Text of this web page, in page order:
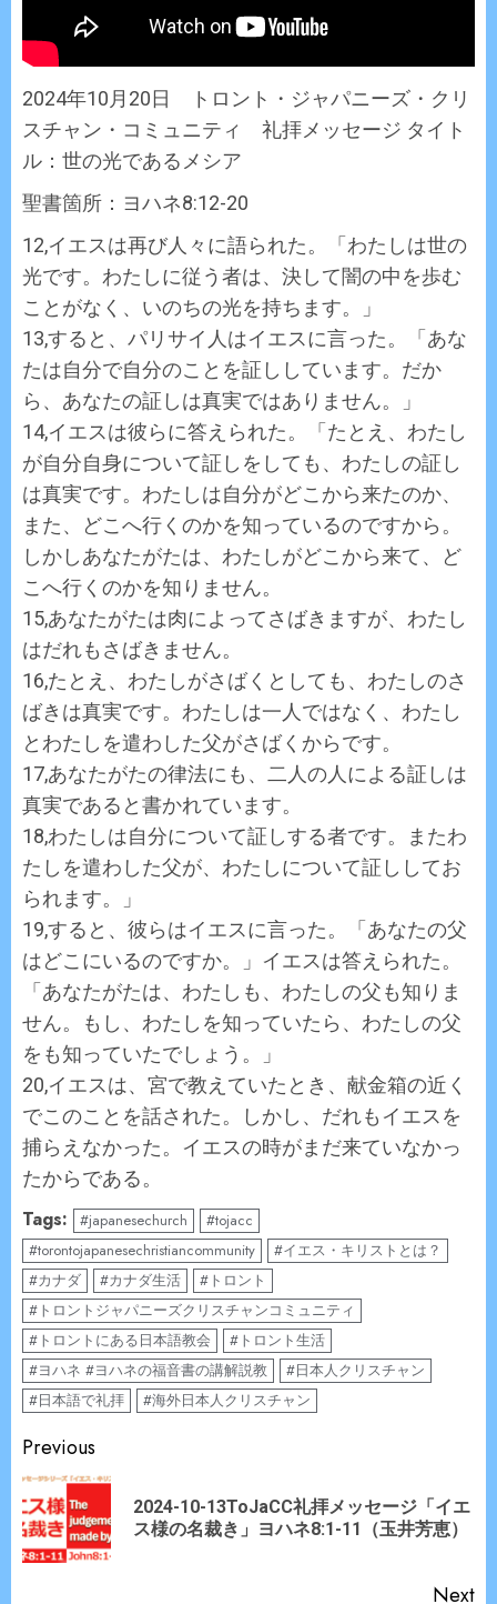
2024年10月20日 トロント・ジャパニーズ・クリ
スチャン・コミュニティ 礼拝メッセージ タイト
ル：世の光であるメシア
聖書箇所：ヨハネ8:12-20
12,イエスは再び人々に語られた。「わたしは世の
光です。わたしに従う者は、決して闇の中を歩む
ことがなく、いのちの光を持ちます。」
13,すると、パリサイ人はイエスに言った。「あな
たは自分で自分のことを証ししています。だか
ら、あなたの証しは真実ではありません。」
14,イエスは彼らに答えられた。「たとえ、わたし
が自分自身について証しをしても、わたしの証し
は真実です。わたしは自分がどこから来たのか、
また、どこへ行くのかを知っているのですから。
しかしあなたがたは、わたしがどこから来て、ど
こへ行くのかを知りません。
15,あなたがたは肉によってさばきますが、わたし
はだれもさばきません。
16,たとえ、わたしがさばくとしても、わたしのさ
ばきは真実です。わたしは一人ではなく、わたし
とわたしを遣わした父がさばくからです。
17,あなたがたの律法にも、二人の人による証しは
真実であると書かれています。
18,わたしは自分について証しする者です。またわ
たしを遣わした父が、わたしについて証ししてお
られます。」
19,すると、彼らはイエスに言った。「あなたの父
はどこにいるのですか。」イエスは答えられた。
「あなたがたは、わたしも、わたしの父も知りま
せん。もし、わたしを知っていたら、わたしの父
をも知っていたでしょう。」
20,イエスは、宮で教えていたとき、献金箱の近く
でこのことを話された。しかし、だれもイエスを
捕らえなかった。イエスの時がまだ来ていなかっ
たからである。
Tags: #japanesechurch
#tojacc
#torontojapanesechristiancommunity
#イエス・キリストとは？
#カナダ
#カナダ生活
#トロント
#トロントジャパニーズクリスチャンコミュニティ
#トロントにある日本語教会
#トロント生活
#ヨハネ #ヨハネの福音書の講解説教
#日本人クリスチャン
#日本語で礼拝
#海外日本人クリスチャン
Continue
Reading
Previous
2024-10-13ToJaCC礼拝メッセージ「イエ
ス様の名裁き」ヨハネ8:1-11（玉井芳恵）
Next